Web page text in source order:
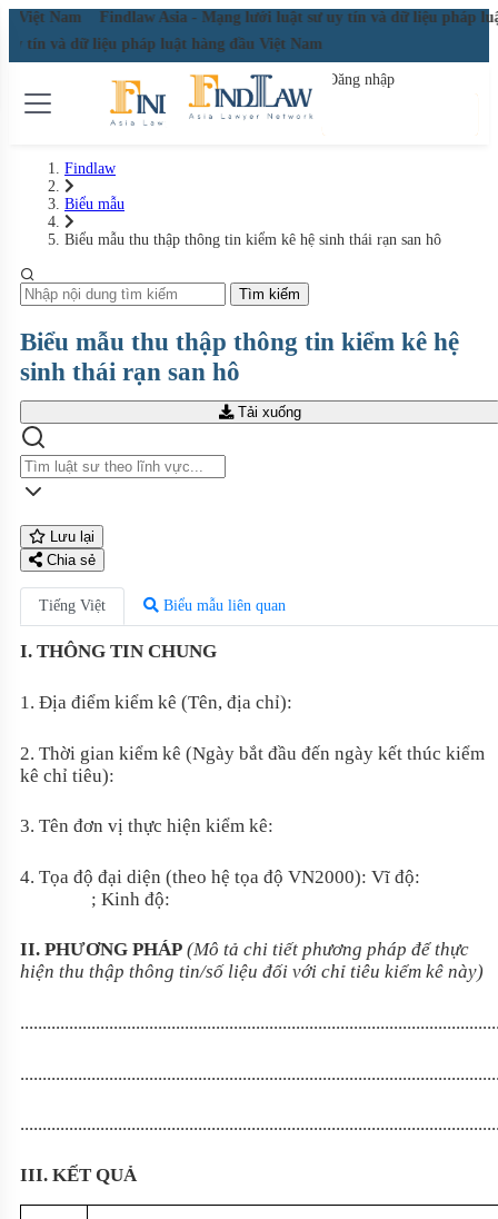
Việt Nam
Findlaw Asia - Mạng lưới luật sư uy tín và dữ liệu pháp
tín và dữ liệu pháp luật hàng đầu Việt Nam
Đăng nhập
Findlaw
Biểu mẫu
Biểu mẫu thu thập thông tin kiểm kê hệ sinh thái rạn san hô
Tìm kiếm
Biểu mẫu thu thập thông tin kiểm kê hệ
sinh thái rạn san hô
Tải xuống
Lưu lại
Chia sẻ
Tiếng Việt Biểu mẫu liên quan
I. THÔNG TIN CHUNG
1. Địa điểm kiểm kê (Tên, địa chỉ):
2. Thời gian kiểm kê (Ngày bắt đầu đến ngày kết thúc kiểm
kê chỉ tiêu):
3. Tên đơn vị thực hiện kiểm kê:
4. Tọa độ đại diện (theo hệ tọa độ VN2000): Vĩ độ:
; Kinh độ:
II. PHƯƠNG PHÁP (Mô tả chi tiết phương pháp để thực
hiện thu thập thông tin/số liệu đối với chỉ tiêu kiểm kê này)
III. KẾT QUẢ